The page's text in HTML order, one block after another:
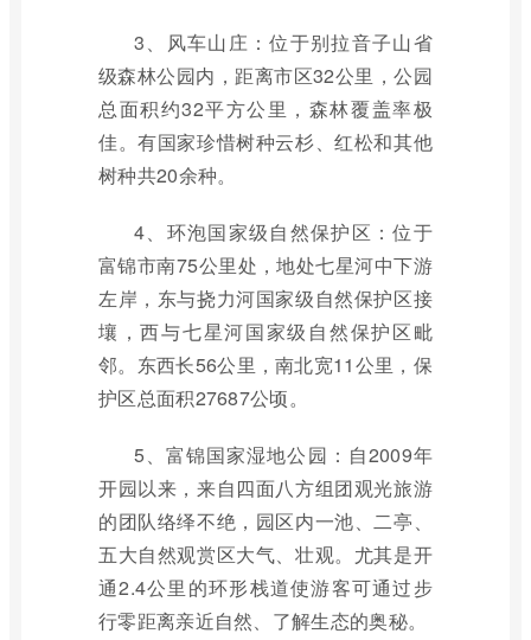
3、风车山庄：位于别拉音子山省
级森林公园内，距离市区32公里，公园
总面积约32平方公里，森林覆盖率极
佳。有国家珍惜树种云杉、红松和其他
树种共20余种。
4、环泡国家级自然保护区：位于
富锦市南75公里处，地处七星河中下游
左岸，东与挠力河国家级自然保护区接
壤，西与七星河国家级自然保护区毗
邻。东西长56公里，南北宽11公里，保
护区总面积27687公顷。
5、富锦国家湿地公园：自2009年
开园以来，来自四面八方组团观光旅游
的团队络绎不绝，园区内一池、二亭、
五大自然观赏区大气、壮观。尤其是开
通2.4公里的环形栈道使游客可通过步
行零距离亲近自然、了解生态的奥秘。